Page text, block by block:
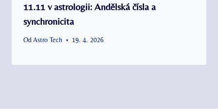
11.11 v astrologii: Andělská čísla a
synchronicita
OdAstro Tech 19. 4. 2026